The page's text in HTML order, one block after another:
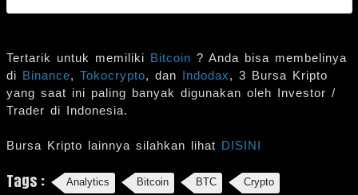
Tertarik untuk memiliki Bitcoin ? Anda bisa membelinya
di Binance, Tokocrypto, dan Indodax, 3 Bursa Kripto
yang saat ini paling banyak digunakan oleh Investor /
Trader di Indonesia.
Bursa Kripto lainnya silahkan lihat DISINI
Tags : Analytics Bitcoin BTC Crypto